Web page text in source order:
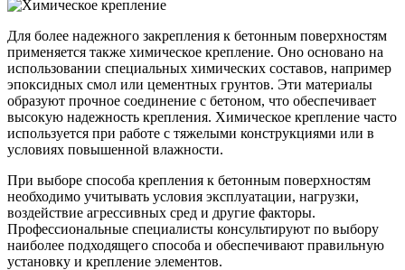
Для более надежного закрепления к бетонным поверхностям
применяется также химическое крепление. Оно основано на
использовании специальных химических составов, например
эпоксидных смол или цементных грунтов. Эти материалы
образуют прочное соединение с бетоном, что обеспечивает
высокую надежность крепления. Химическое крепление часто
используется при работе с тяжелыми конструкциями или в
условиях повышенной влажности.
При выборе способа крепления к бетонным поверхностям
необходимо учитывать условия эксплуатации, нагрузки,
воздействие агрессивных сред и другие факторы.
Профессиональные специалисты консультируют по выбору
наиболее подходящего способа и обеспечивают правильную
установку и крепление элементов.